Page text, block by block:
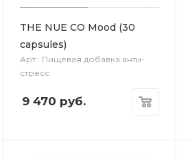
THE NUE CO Mood (30
capsules)
Арт.: Пищевая добавка анти-
стресс
9 470 руб.